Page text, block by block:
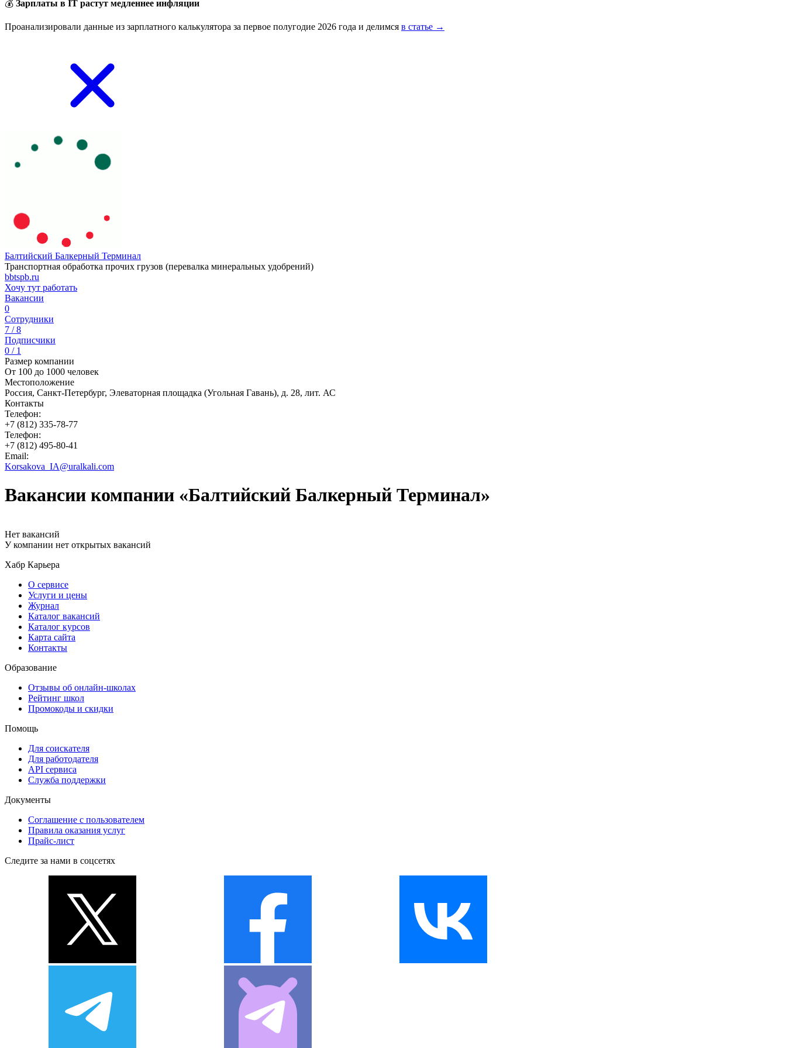
💰 Зарплаты в IT растут медленнее инфляции
Проанализировали данные из зарплатного калькулятора за первое полугодие 2026 года и делимся в статье →
Балтийский Балкерный Терминал
Транспортная обработка прочих грузов (перевалка минеральных удобрений)
bbtspb.ru
Хочу тут работать
Вакансии
0
Сотрудники
7 / 8
Подписчики
0 / 1
Размер компании
От 100 до 1000 человек
Местоположение
Россия, Санкт-Петербург, Элеваторная площадка (Угольная Гавань), д. 28, лит. АС
Контакты
Телефон:
+7 (812) 335-78-77
Телефон:
+7 (812) 495-80-41
Email:
Korsakova_IA@uralkali.com
Вакансии компании «Балтийский Балкерный Терминал»
Нет вакансий
У компании нет открытых вакансий
Хабр Карьера
О сервисе
Услуги и цены
Журнал
Каталог вакансий
Каталог курсов
Карта сайта
Контакты
Образование
Отзывы об онлайн-школах
Рейтинг школ
Промокоды и скидки
Помощь
Для соискателя
Для работодателя
API сервиса
Служба поддержки
Документы
Соглашение с пользователем
Правила оказания услуг
Прайс-лист
Следите за нами в соцсетях